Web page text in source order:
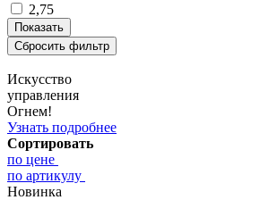
2,75
Искусство
управления
Огнем!
Узнать подробнее
Сортировать
по цене
по артикулу
Новинка